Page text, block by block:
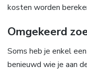
kosten worden
Omgekeerd
Soms heb je enkel
benieuwd wie je aan